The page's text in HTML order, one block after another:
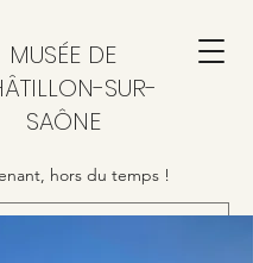
MUSÉE DE
SUR-
SAÔNE
hors du temps !